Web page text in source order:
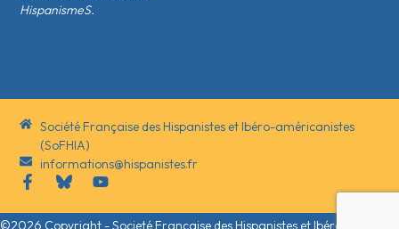
HispanismeS.
Société Française des Hispanistes et Ibéro-américanistes
(SoFHIA)
informations@hispanistes.fr
©2026 Copyright - Societé Française des Hispanistes et Ibéro-